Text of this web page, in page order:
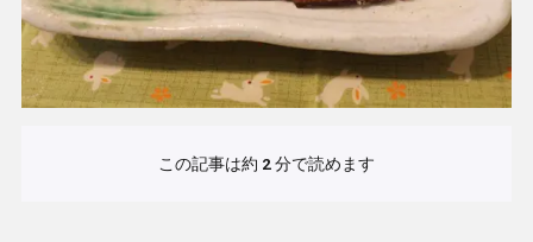
この記事は約 2分で読めます